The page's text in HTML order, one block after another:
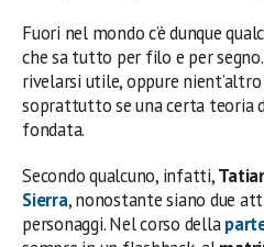
Fuori nel mondo c’è dunque
che sa tutto per filo e per
rivelarsi utile, oppure nient’altro
soprattutto se una certa teoria
fondata.
Secondo qualcuno, infatti,
Sierra, nonostante siano due
personaggi. Nel corso della